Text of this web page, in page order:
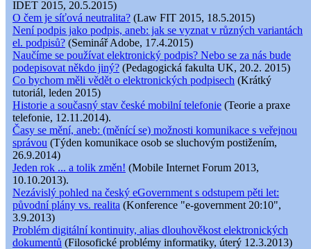
IDET 2015, 20.5.2015)
O čem je síťová neutralita? (Law FIT 2015, 18.5.2015)
Není podpis jako podpis, aneb: jak se vyznat v různých variantách
el. podpisů? (Seminář Adobe, 17.4.2015)
Naučíme se používat elektronický podpis? Nebo se za nás bude
podepisovat někdo jiný? (Pedagogická fakulta UK, 20.2. 2015)
Co bychom měli vědět o elektronických podpisech (Krátký
tutoriál, leden 2015)
Historie a současný stav české mobilní telefonie (Teorie a praxe
telefonie, 12.11.2014).
Časy se mění, aneb: (měnící se) možnosti komunikace s veřejnou
správou (Týden komunikace osob se sluchovým postižením,
26.9.2014)
Jeden rok ... a tolik změn! (Mobile Internet Forum 2013,
10.10.2013).
Nezávislý pohled na český eGovernment s odstupem pěti let:
původní plány vs. realita (Konference "e-government 20:10",
3.9.2013)
Problém digitální kontinuity, alias dlouhověkost elektronických
dokumentů (Filosofické problémy informatiky, úterý 12.3.2013)